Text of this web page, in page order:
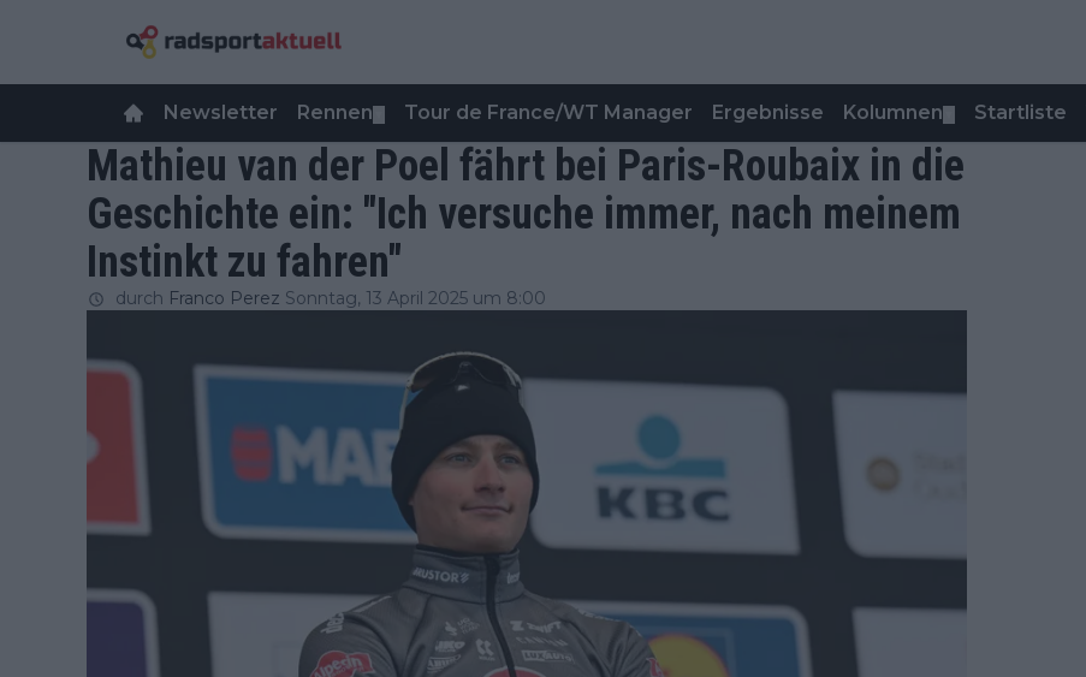
Newsletter Rennen Tour de France/WT Manager Ergebnisse Kolumnen Startliste
Mathieu van der Poel fährt bei Paris-Roubaix in die
Geschichte ein: "Ich versuche immer, nach meinem
Instinkt zu fahren"
durch Franco Perez Sonntag, 13 April 2025 um 8:00